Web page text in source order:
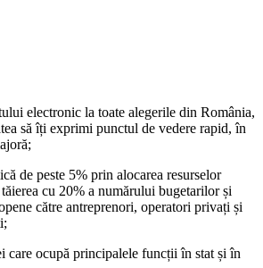
electronic la toate alegerile din România,
să îți exprimi punctul de vedere rapid, în
de peste 5% prin alocarea resurselor
cu 20% a numărului bugetarilor și
către antreprenori, operatori privați și
care ocupă principalele funcții în stat și în